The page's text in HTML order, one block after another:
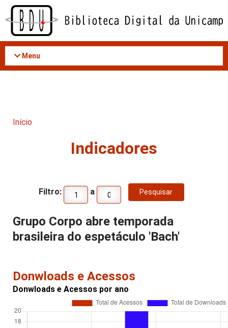
Acessar
conteúdo
Menu
Início
Indicadores
Filtro: a
Grupo Corpo abre temporada
brasileira do espetáculo 'Bach'
Donwloads e Acessos
Donwloads e Acessos por ano